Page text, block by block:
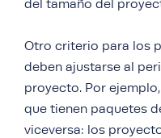
del tamaño del
Otro criterio para los
deben ajustarse al
proyecto. Por
que tienen paquetes
viceversa: los